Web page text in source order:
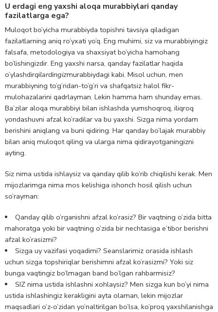
U erdagi eng yaxshi aloqa murabbiylari qanday
fazilatlarga ega?
Muloqot bo’yicha murabbiyda topishni tavsiya qiladigan
fazilatlarning aniq ro’yxati yo’q. Eng muhimi, siz va murabbiyingiz
falsafa, metodologiya va shaxsiyat bo’yicha hamohang
bo’lishingizdir. Eng yaxshi narsa, qanday fazilatlar haqida
o’ylashdirqilardingizmurabbiydagi kabi. Misol uchun, men
murabbiyning to’g’ridan-to’g’ri va shafqatsiz halol fikr-
mulohazalarini qadrlayman. Lekin hamma ham shunday emas.
Ba’zilar aloqa murabbiyi bilan ishlashda yumshoqroq, iliqroq
yondashuvni afzal ko’radilar va bu yaxshi. Sizga nima yordam
berishini aniqlang va buni qidiring. Har qanday bo’lajak murabbiy
bilan aniq muloqot qiling va ularga nima qidirayotganingizni
ayting.
Siz nima ustida ishlaysiz va qanday qilib ko’rib chiqilishi kerak. Men
mijozlarimga nima mos kelishiga ishonch hosil qilish uchun
so’rayman:
Qanday qilib o’rganishni afzal ko’rasiz? Bir vaqtning o’zida bitta
mahoratga yoki bir vaqtning o’zida bir nechtasiga e’tibor berishni
afzal ko’rasizmi?
Sizga uy vazifasi yoqadimi? Seanslarimiz orasida ishlash
uchun sizga topshiriqlar berishimni afzal ko’rasizmi? Yoki siz
bunga vaqtingiz bo’lmagan band bo’lgan rahbarmisiz?
SIZ nima ustida ishlashni xohlaysiz? Men sizga kun bo’yi nima
ustida ishlashingiz kerakligini ayta olaman, lekin mijozlar
maqsadlari o’z-o’zidan yo’naltirilgan bo’lsa, ko’proq yaxshilanishga